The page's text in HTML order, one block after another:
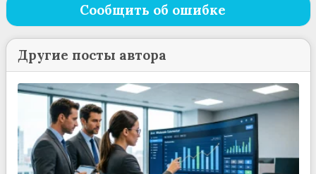
Сообщить об ошибке
Другие посты автора